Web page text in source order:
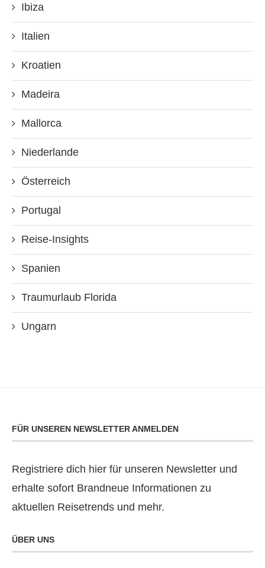
Ibiza
Italien
Kroatien
Madeira
Mallorca
Niederlande
Österreich
Portugal
Reise-Insights
Spanien
Traumurlaub Florida
Ungarn
FÜR UNSEREN NEWSLETTER ANMELDEN
Registriere dich hier für unseren Newsletter und
erhalte sofort Brandneue Informationen zu
aktuellen Reisetrends und mehr.
ÜBER UNS